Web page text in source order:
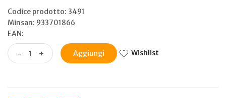
Codice prodotto: 3491
Minsan: 933701866
EAN:
- + Aggiungi Wishlist